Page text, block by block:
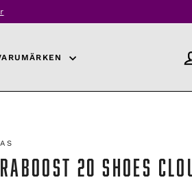
20 SHOES